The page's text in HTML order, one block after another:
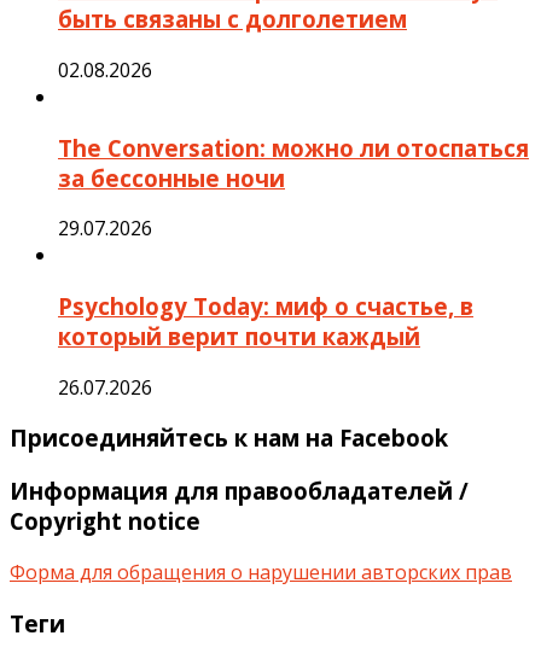
быть связаны с долголетием
02.08.2026
The Conversation: можно ли отоспаться
за бессонные ночи
29.07.2026
Psychology Today: миф о счастье, в
который верит почти каждый
26.07.2026
Присоединяйтесь к нам на Facebook
Информация для правообладателей /
Copyright notice
Форма для обращения о нарушении авторских прав
Теги